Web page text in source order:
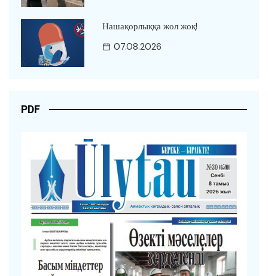
Нашақорлыққа жол жоқ!
07.08.2026
PDF